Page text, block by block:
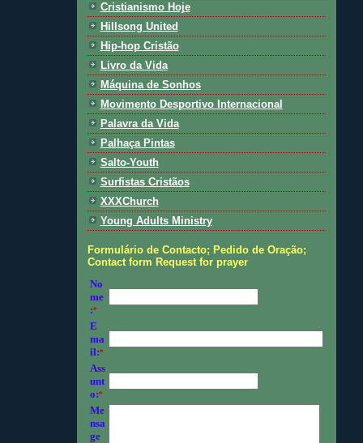
Cristianismo Hoje
Hillsong United
Hip-hop Cristão
Livro da Vida
Máquina de Sonhos
Movimento Desportivo Internacional
Palavra da Vida
Palhaça Pintas
Salto-Youth
Surfistas Cristãos
XXXChurch
Young Adults Ministry
Formulário de Contacto; Pedido de Oração;
Contact form Request for prayer
No
me
:*
E
ma
il:*
Ass
unt
o:*
Me
nsa
ge